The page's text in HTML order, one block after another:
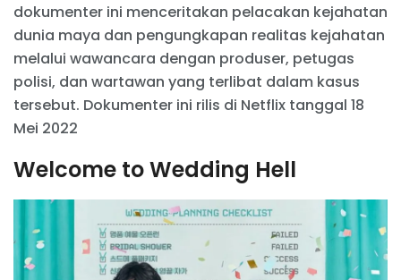
dokumenter ini menceritakan pelacakan kejahatan
dunia maya dan pengungkapan realitas kejahatan
melalui wawancara dengan produser, petugas
polisi, dan wartawan yang terlibat dalam kasus
tersebut. Dokumenter ini rilis di Netflix tanggal 18
Mei 2022
Welcome to Wedding Hell